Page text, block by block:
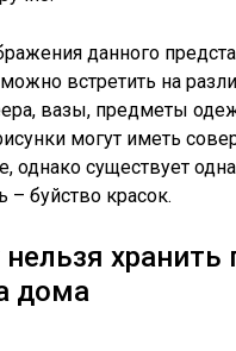
данного
встретить на
вазы, предметы
могут иметь
однако существует
– буйство красок.
хранить
дома